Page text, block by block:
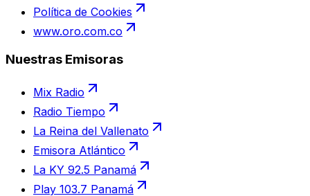
Política de Cookies
www.oro.com.co
Nuestras Emisoras
Mix Radio
Radio Tiempo
La Reina del Vallenato
Emisora Atlántico
La KY 92.5 Panamá
Play 103.7 Panamá